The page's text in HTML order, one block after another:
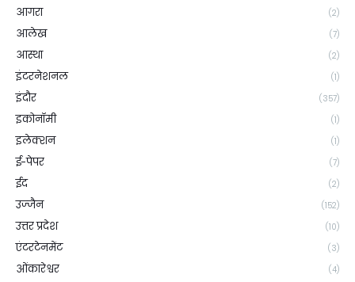
आगरा (2)
आलेख (7)
आस्था (2)
इंटरनेशनल (1)
इंदौर (357)
इकोनॉमी (1)
इलेक्शन (1)
ई-पेपर (7)
ईद (2)
उज्जैन (152)
उत्तर प्रदेश (10)
एंटरटेनमेंट (3)
ओंकारेश्वर (4)